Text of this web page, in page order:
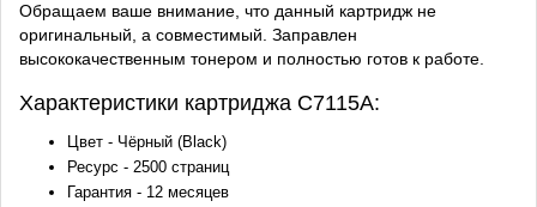
Обращаем ваше внимание, что данный картридж не
оригинальный, а совместимый. Заправлен
высококачественным тонером и полностью готов к работе.
Характеристики картриджа C7115A:
Цвет - Чёрный (Black)
Ресурс - 2500 страниц
Гарантия - 12 месяцев